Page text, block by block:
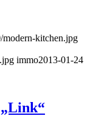
modern-kitchen.jpg
immo2013-01-24